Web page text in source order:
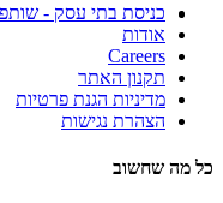
כניסת בתי עסק -
אודות
Careers
תקנון האתר
מדיניות הגנת פרטיות
הצהרת נגישות
כל מה שחשוב